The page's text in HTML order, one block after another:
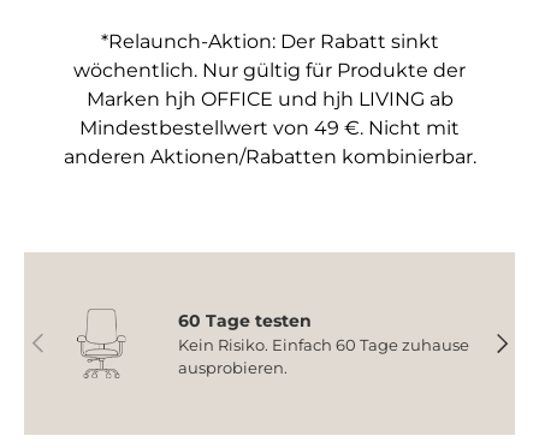
*Relaunch-Aktion: Der Rabatt sinkt
wöchentlich. Nur gültig für Produkte der
Marken hjh OFFICE und hjh LIVING ab
Mindestbestellwert von 49 €. Nicht mit
anderen Aktionen/Rabatten kombinierbar.
Vorherige
60 Tage testen
Kein Risiko. Einfach 60 Tage zuhause
ausprobieren.